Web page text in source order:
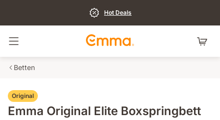
Hot Deals
Navigation umschalten
Betten
Original
Emma Original Elite Boxspringbett